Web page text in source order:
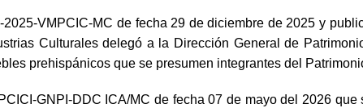
VMPCIC-MC de fecha 29 de diciembre de 2025 y
Culturales delegó a la Dirección General de
prehispánicos que se presumen integrantes del
GNPI-DDC ICA/MC de fecha 07 de mayo del 2026